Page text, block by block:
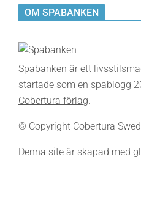
OM SPABANKEN
Spabanken är ett
startade som en spablogg
Cobertura förlag.
© Copyright Cobertura
Denna site är skapad med